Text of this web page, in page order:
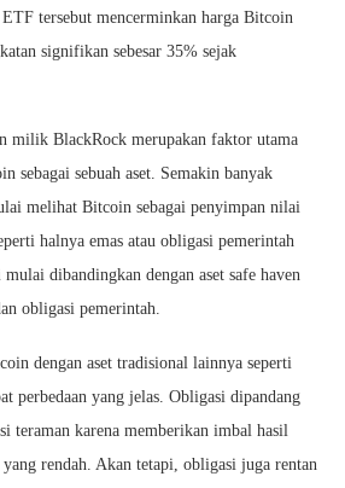
tersebut mencerminkan harga Bitcoin
signifikan sebesar 35% sejak
milik BlackRock merupakan faktor utama
sebagai sebuah aset. Semakin banyak
melihat Bitcoin sebagai penyimpan nilai
halnya emas atau obligasi pemerintah
dibandingkan dengan aset safe haven
obligasi pemerintah.
dengan aset tradisional lainnya seperti
perbedaan yang jelas. Obligasi dipandang
teraman karena memberikan imbal hasil
rendah. Akan tetapi, obligasi juga rentan